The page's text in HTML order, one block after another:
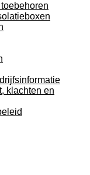
klachten en